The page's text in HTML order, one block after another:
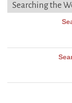
Searching the